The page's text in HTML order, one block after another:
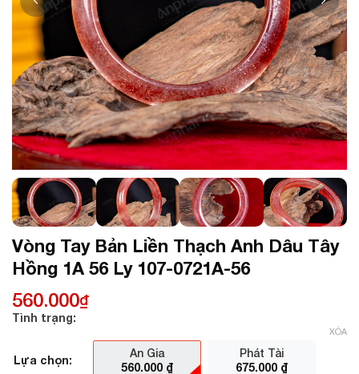
Vòng Tay Bản Liền Thạch Anh Dâu Tây
Hồng 1A 56 Ly 107-0721A-56
560.000₫
Tình trạng:
Lựa chọn:
An Gia
560.000 ₫
Phát Tài
675.000 ₫
XÓA